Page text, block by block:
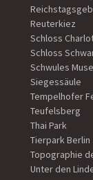
Reuterkiez
Schloss
Schloss
Schwules
Siegessäule
Tempelhofer
Teufelsberg
Thai Park
Tierpark Berlin
Topographie
Unter den